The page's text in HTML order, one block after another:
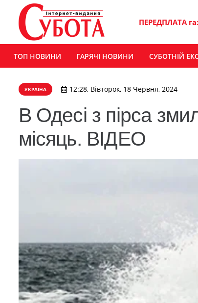
ПЕРЕДПЛАТА
ТОП НОВИНИ ГАРЯЧІ НОВИНИ СУБОТНІЙ
УКРАЇНА 12:28, Вівторок, 18 Червня, 2024
В Одесі з пірса
місяць. ВІДЕО